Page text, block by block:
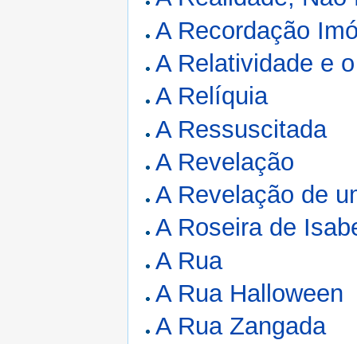
A Recordação
A Relatividade e
A Relíquia
A Ressuscitada
A Revelação
A Revelação de
A Roseira de
A Rua
A Rua Halloween
A Rua Zangada